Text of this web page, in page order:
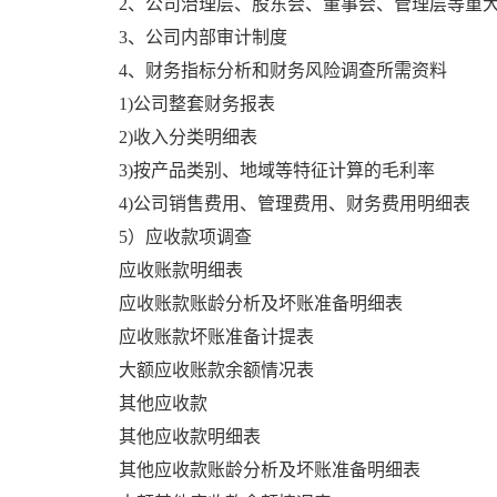
3、公司内部审计制度
4、财务指标分析和财务风险调查所需资料
1)公司整套财务报表
2)收入分类明细表
3)按产品类别、地域等特征计算的毛利率
4)公司销售费用、管理费用、财务费用明细表
5）应收款项调查
应收账款明细表
应收账款账龄分析及坏账准备明细表
应收账款坏账准备计提表
大额应收账款余额情况表
其他应收款
其他应收款明细表
其他应收款账龄分析及坏账准备明细表